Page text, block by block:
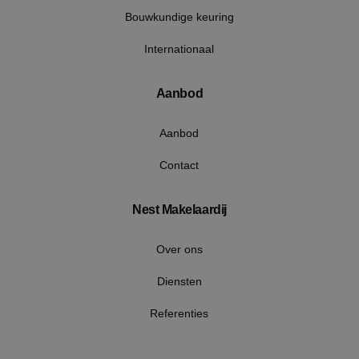
Bouwkundige keuring
Internationaal
Aanbod
Aanbod
Contact
Nest Makelaardij
Over ons
Diensten
Referenties
.youtube.com
Google Privacy Policy